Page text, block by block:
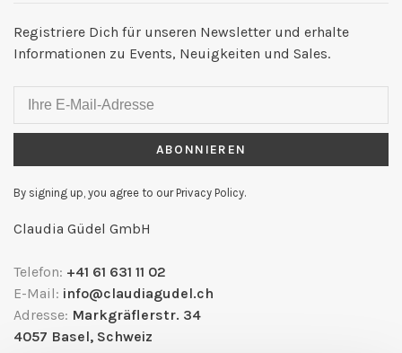
Registriere Dich für unseren Newsletter und erhalte
Informationen zu Events, Neuigkeiten und Sales.
ABONNIEREN
By signing up, you agree to our Privacy Policy.
Claudia Güdel GmbH
Telefon: +41 61 631 11 02
E-Mail: info@claudiagudel.ch
Adresse: Markgräflerstr. 34
4057 Basel, Schweiz